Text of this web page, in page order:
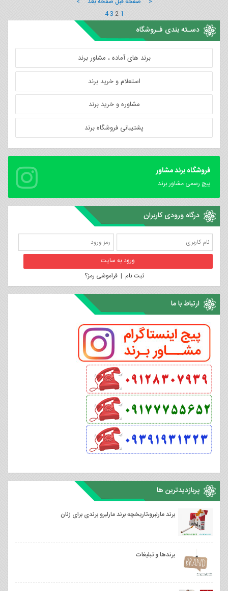
1
2
3
4
دسـته بندی فـروشگاه
برند های آماده ، مشاور برند
استعلام و خرید برند
مشاوره و خرید برند
پشتیبانی فروشگاه برند
فروشگاه برند مشاور
پیچ رسمی مشاور برند
درگاه ورودی کاربران
ثبت نام |فراموشی رمز؟
ارتباط با ما
پربازدیدترین ها
برند مارلبرو،تاریخچه برند مارلبرو برندی برای زنان
برندها و تبلیغات